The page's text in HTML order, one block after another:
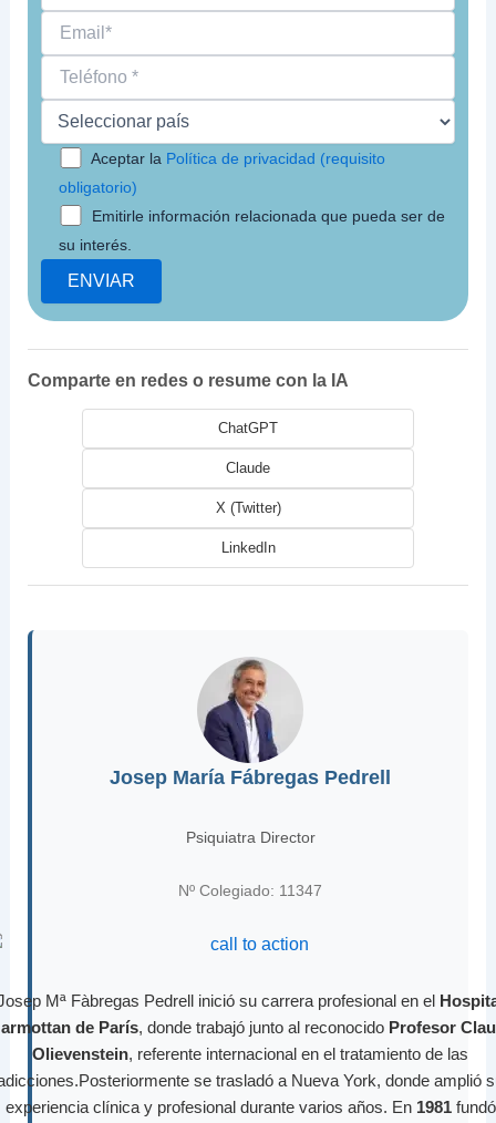
Aceptar la Política de privacidad (requisito
obligatorio)
Emitirle información relacionada que pueda ser de
su interés.
Comparte en redes o resume con la IA
ChatGPT
Claude
X (Twitter)
LinkedIn
Josep María Fábregas Pedrell
Psiquiatra Director
Nº Colegiado: 11347
Mª Fàbregas Pedrell inició su carrera profesional en el
de París, donde trabajó junto al reconocido Profesor
Olievenstein, referente internacional en el tratamiento de las
se trasladó a Nueva York, donde amplió
experiencia clínica y profesional durante varios años. En 1981fundó